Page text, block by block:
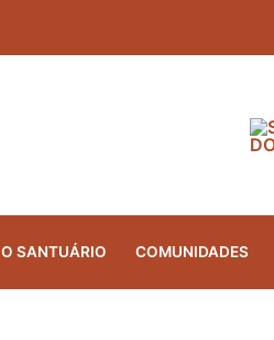
O SANTUÁRIO COMUNIDADES